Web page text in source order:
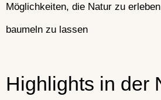
Möglichkeiten, die Natur zu
baumeln zu lassen
Highlights in der